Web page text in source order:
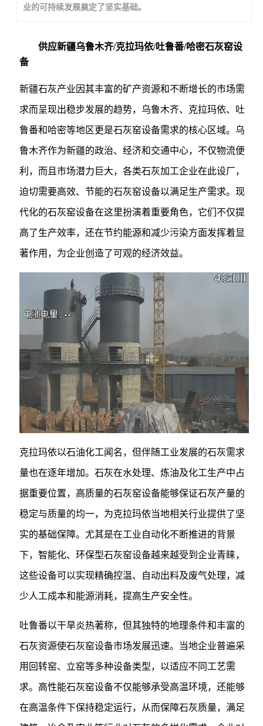
业的可持续发展奠定了坚实基础。
供应新疆乌鲁木齐/克拉玛依/吐鲁番/哈密石灰窑设
备
新疆石灰产业因其丰富的矿产资源和不断增长的市场需
求而呈现出稳步发展的趋势，乌鲁木齐、克拉玛依、吐
鲁番和哈密等地区更是石灰窑设备需求的核心区域。乌
鲁木齐作为新疆的政治、经济和交通中心，不仅物流便
利，而且市场潜力巨大，各类石灰加工企业在此设厂，
迫切需要高效、节能的石灰窑设备以满足生产需求。现
代化的石灰窑设备在这里扮演着重要角色，它们不仅提
高了生产效率，还在节约能源和减少污染方面发挥着显
著作用，为企业创造了可观的经济效益。
克拉玛依以石油化工闻名，但伴随工业发展的石灰需求
量也在逐年增加。石灰在水处理、炼油及化工生产中占
据重要位置，高质量的石灰窑设备能够保证石灰产量的
稳定与质量的均一，为克拉玛依当地相关行业提供了坚
实的基础保障。尤其是在工业自动化不断推进的背景
下，智能化、环保型石灰窑设备越来越受到企业青睐，
这些设备可以实现精确控温、自动出料及废气处理，减
少人工成本和能源消耗，提高生产安全性。
吐鲁番以干旱炎热著称，但其独特的地理条件和丰富的
石灰资源使石灰窑设备市场发展迅速。当地企业普遍采
用回转窑、立窑等多种设备类型，以适应不同工艺需
求。高性能石灰窑设备不仅能够承受高温环境，还能够
在高温条件下保持稳定运行，从而保障石灰质量，满足